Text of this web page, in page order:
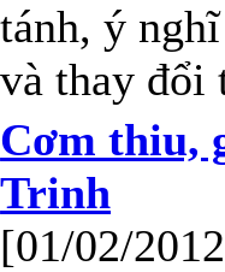
tánh, ý
và thay đổi
Cơm thiu,
Trinh
[01/02/